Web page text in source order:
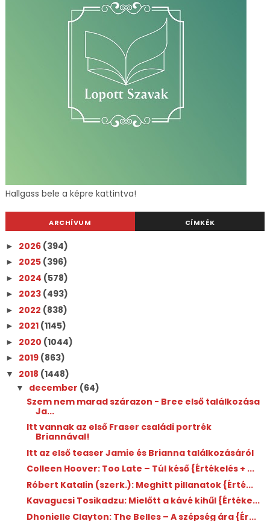
Hallgass bele a képre kattintva!
ARCHÍVUM CÍMKÉK
► 2026 (394)
► 2025 (396)
► 2024 (578)
► 2023 (493)
► 2022 (838)
► 2021 (1145)
► 2020 (1044)
► 2019 (863)
▼ 2018 (1448)
▼ december (64)
Szem nem marad szárazon - Bree első találkozása
Ja...
Itt vannak az első Fraser családi portrék
Briannával!
Itt az első teaser Jamie és Brianna találkozásáról
Colleen Hoover: Too ​Late – Túl késő {Értékelés + ...
Róbert Katalin (szerk.): Meghitt ​pillanatok {Érté...
Kavagucsi Tosikadzu: Mielőtt ​a kávé kihűl {Értéke...
Dhonielle Clayton: The ​Belles – A szépség ára {Ér...